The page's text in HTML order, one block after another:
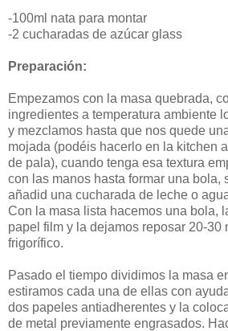
-100ml nata para montar
-2 cucharadas de azúcar glass
Preparación:
Empezamos con la masa quebrada,
ingredientes a temperatura ambiente
y mezclamos hasta que nos quede
mojada (podéis hacerlo en la kitchen
de pala), cuando tenga esa textura
con las manos hasta formar una bola,
añadid una cucharada de leche o
Con la masa lista hacemos una bola,
papel film y la dejamos reposar 20-30
frigorífico.
Pasado el tiempo dividimos la masa
estiramos cada una de ellas con
dos papeles antiadherentes y la
de metal previamente engrasados.